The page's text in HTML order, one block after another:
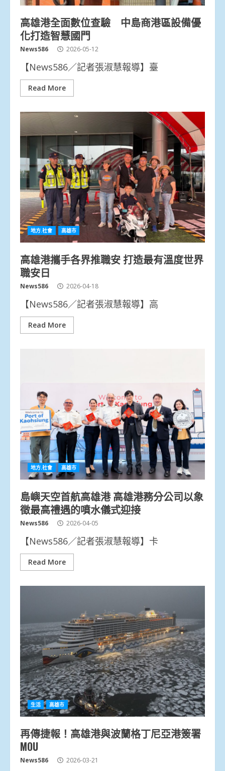
高雄港全面數位查驗 中島商港區設備優
化打造智慧國門
News586 2026-05-12
【News586／記者張淑慧報導】臺
Read More
地方.社會 高雄市
高雄港攜手各界推職安 打造最有溫度世界
職安日
News586 2026-04-18
【News586／記者張淑慧報導】高
Read More
地方.社會 高雄市
島嶼天空首航高雄港 高雄港務分公司以象
徵最高禮遇的噴水儀式迎接
News586 2026-04-05
【News586／記者張淑慧報導】卡
Read More
生活 高雄市
再傳捷報！高雄港與波蘭格丁尼亞港簽署
MOU
News586 2026-03-21